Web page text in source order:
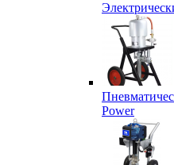
Power